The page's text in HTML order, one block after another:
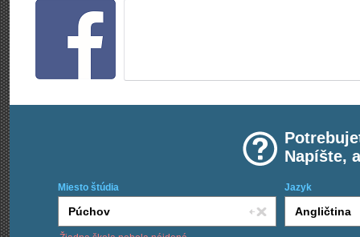
Napíšte,
Miesto štúdia Jazyk